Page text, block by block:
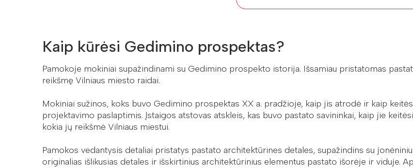
Kaip kūrėsi Gedimino prospektas?
Pamokoje mokiniai supažindinami su Gedimino prospekto istorija. Išsamiau pristatomas
reikšmę Vilniaus miesto raidai.
Mokiniai sužinos, koks buvo Gedimino prospektas XX a. pradžioje, kaip jis atrodė ir kaip
projektavimo paslaptimis. Įstaigos atstovas atskleis, kas buvo pastato savininkai, kaip jie
kokia jų reikšmė Vilniaus miestui.
Pamokos vedantysis detaliai pristatys pastato architektūrines detales, supažindins su
originalias išlikusias detales ir išskirtinius architektūrinius elementus pastato išorėje ir viduje.